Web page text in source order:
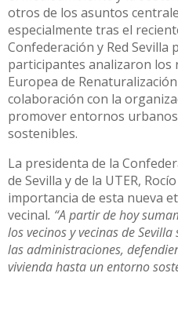
otros de los asuntos
especialmente tras el
Confederación y Red Sevilla
participantes analizaron los
Europea de
colaboración con la
promover entornos
sostenibles.
La presidenta de la
de Sevilla y de la UTER,
importancia de esta nueva
vecinal. “A partir de hoy
los vecinos y vecinas de
las administraciones,
vivienda hasta un entorno